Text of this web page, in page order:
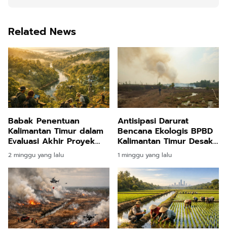
Related News
Babak Penentuan
Kalimantan Timur dalam
Evaluasi Akhir Proyek
Karbon Bank Dunia Demi
Pembangunan
Berkelanjutan
2 minggu yang lalu
Antisipasi Darurat
Bencana Ekologis BPBD
Kalimantan Timur Desak
Masyarakat Proaktif
Laporkan Titik Api
1 minggu yang lalu